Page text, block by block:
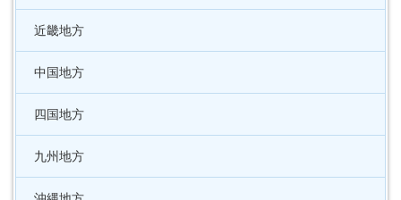
近畿地方
中国地方
四国地方
九州地方